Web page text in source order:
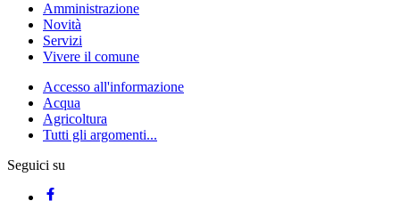
Amministrazione
Novità
Servizi
Vivere il comune
Accesso all'informazione
Acqua
Agricoltura
Tutti gli argomenti...
Seguici su